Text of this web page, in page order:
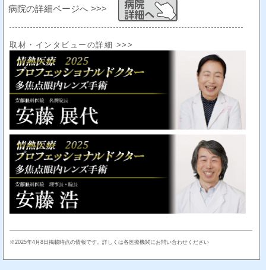
病院の詳細ページへ >>>
取材・インタビューの詳細 >>>
※2025年4月8日掲載時点の情報です。詳しくは各医療機関にお問い合わせください